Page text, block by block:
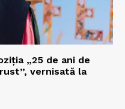
„25 de ani de
vernisată la